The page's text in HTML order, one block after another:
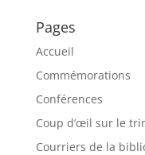
Pages
Accueil
Commémorations
Conférences
Coup d’œil sur le
Courriers de la